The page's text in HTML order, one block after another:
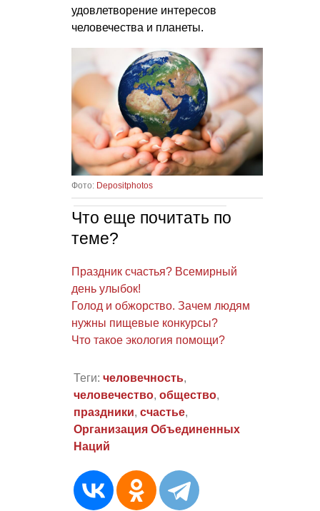
удовлетворение интересов
человечества и планеты.
Фото: Depositphotos
Что еще почитать по
теме?
Праздник счастья? Всемирный
день улыбок!
Голод и обжорство. Зачем людям
нужны пищевые конкурсы?
Что такое экология помощи?
Теги: человечность,
человечество, общество,
праздники, счастье,
Организация Объединенных
Наций